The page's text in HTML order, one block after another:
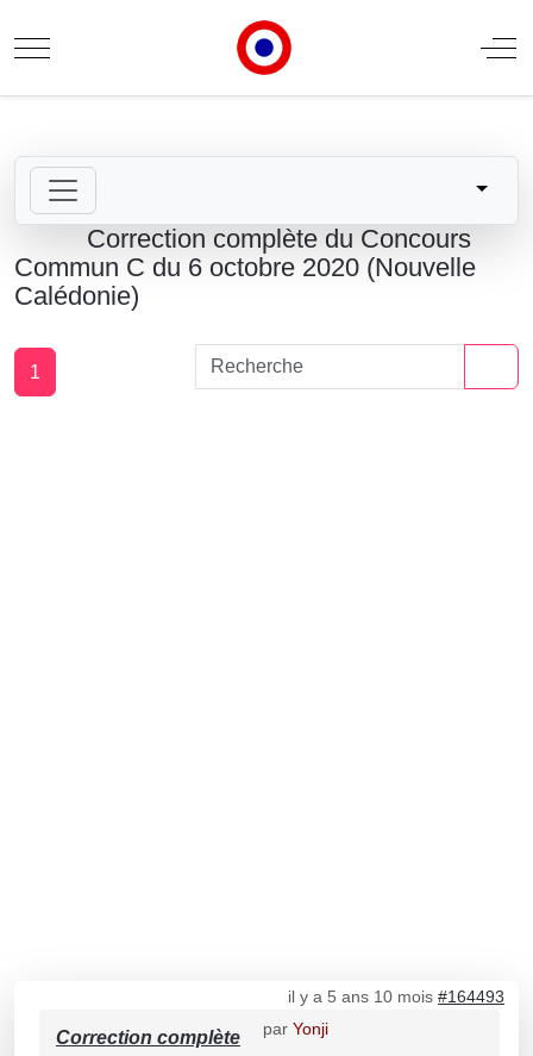
Mobile Menu Toggle Off-
Correction complète du Concours
Commun C du 6 octobre 2020 (Nouvelle
Calédonie)
1
il y a 5 ans 10 mois #164493
par Yonji
Correction complète